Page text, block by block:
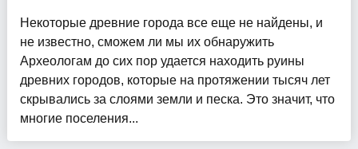
Некоторые древние города все еще не найдены, и
не известно, сможем ли мы их обнаружить
Археологам до сих пор удается находить руины
древних городов, которые на протяжении тысяч лет
скрывались за слоями земли и песка. Это значит, что
многие поселения...